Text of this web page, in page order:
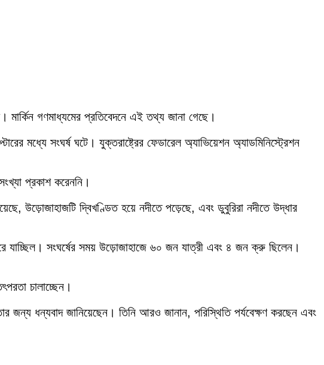
মার্কিন গণমাধ্যমের প্রতিবেদনে এই তথ্য জানা গেছে।
মধ্যে সংঘর্ষ ঘটে। যুক্তরাষ্ট্রের ফেডারেল অ্যাভিয়েশন অ্যাডমিনিস্ট্রেশন
প্রকাশ করেননি।
উড়োজাহাজটি দ্বিখণ্ডিত হয়ে নদীতে পড়েছে, এবং ডুবুরিরা নদীতে উদ্ধার
যাচ্ছিল। সংঘর্ষের সময় উড়োজাহাজে ৬০ জন যাত্রী এবং ৪ জন ক্রু ছিলেন।
চালাচ্ছেন।
জন্য ধন্যবাদ জানিয়েছেন। তিনি আরও জানান, পরিস্থিতি পর্যবেক্ষণ করছেন এবং